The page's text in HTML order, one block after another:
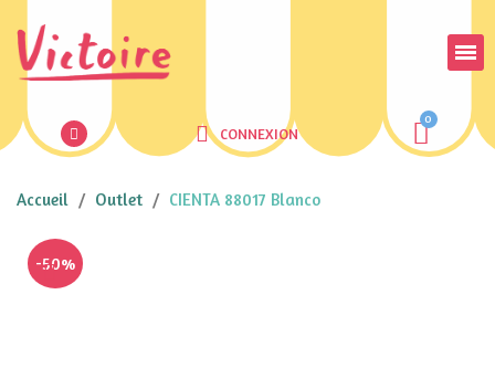
CONNEXION
Accueil Outlet CIENTA 88017 Blanco
-50%